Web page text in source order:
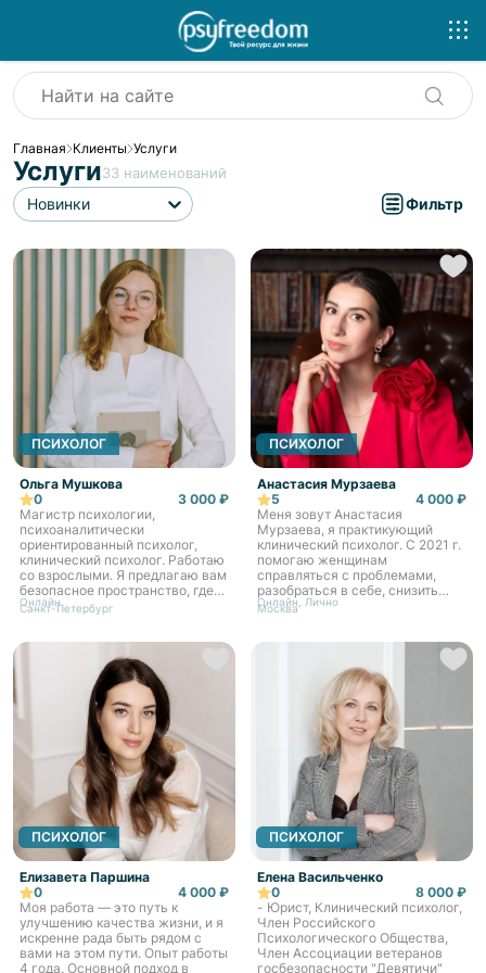
Главная Клиенты Услуги
Услуги33 наименований
Новинки Фильтр
ПСИХОЛОГ
Ольга Мушкова
0
3 000 ₽
Магистр психологии,
психоаналитически
ориентированный психолог,
клинический психолог. Работаю
со взрослыми. Я предлагаю вам
безопасное пространство, где
мы сможем найти источник
Онлайн
Санкт-Петербург
ПСИХОЛОГ
Анастасия Мурзаева
5
4 000 ₽
Меня зовут Анастасия
Мурзаева, я практикующий
клинический психолог. С 2021 г.
помогаю женщинам
справляться с проблемами,
разобраться в себе, снизить
тревогу, выработать решение и
Онлайн, Лично
Москва
ПСИХОЛОГ
Елизавета Паршина
0
4 000 ₽
Моя работа — это путь к
улучшению качества жизни, и я
искренне рада быть рядом с
вами на этом пути. Опыт работы
4 года. Основной подход в
ПСИХОЛОГ
Елена Васильченко
0
8 000 ₽
- Юрист, Клинический психолог,
Член Российского
Психологического Общества,
Член Ассоциации ветеранов
госбезопасности "Девятичи"